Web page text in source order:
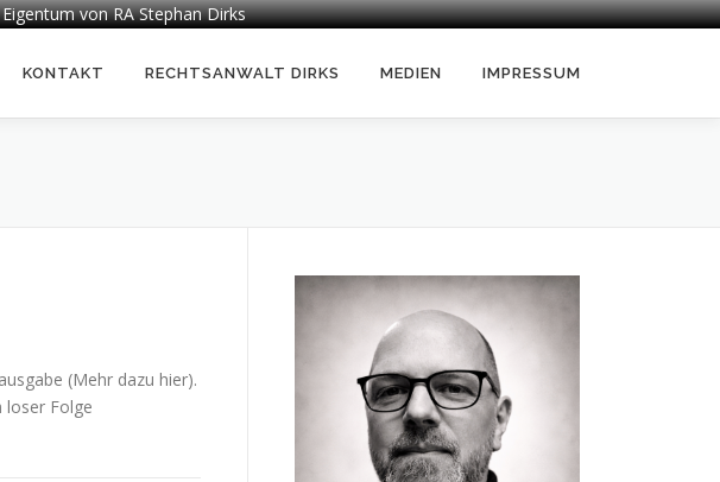
von RA Stephan Dirks
KONTAKT RECHTSANWALT DIRKS MEDIEN IMPRESSUM
(Mehr dazu hier).
loser Folge